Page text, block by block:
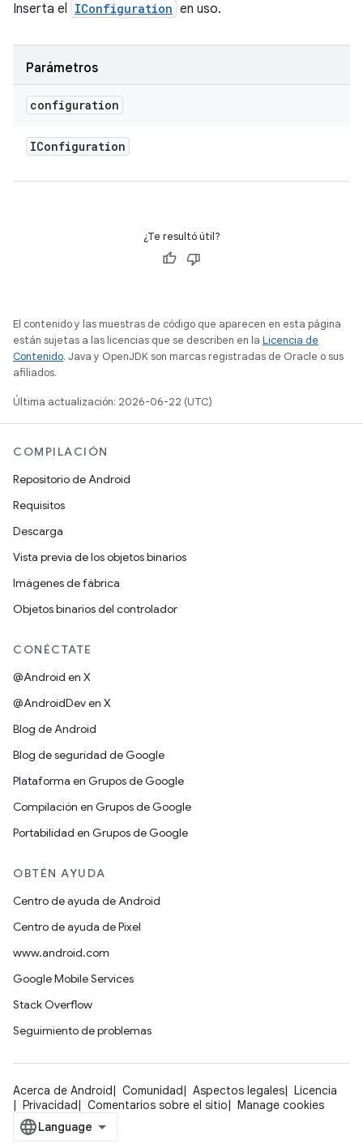
Inserta el IConfiguration en uso.
Parámetros
configuration
IConfiguration
¿Te resultó útil?
El contenido y las muestras de código que aparecen en esta página
están sujetas a las licencias que se describen en la Licencia de
Contenido. Java y OpenJDK son marcas registradas de Oracle o sus
afiliados.
Última actualización: 2026-06-22 (UTC)
COMPILACIÓN
Repositorio de Android
Requisitos
Descarga
Vista previa de los objetos binarios
Imágenes de fábrica
Objetos binarios del controlador
CONÉCTATE
@Android en X
@AndroidDev en X
Blog de Android
Blog de seguridad de Google
Plataforma en Grupos de Google
Compilación en Grupos de Google
Portabilidad en Grupos de Google
OBTÉN AYUDA
Centro de ayuda de Android
Centro de ayuda de Pixel
www.android.com
Google Mobile Services
Stack Overflow
Seguimiento de problemas
Acerca de Android Comunidad Aspectos legales
Licencia
Privacidad
Comentarios sobre el sitio Manage cookies